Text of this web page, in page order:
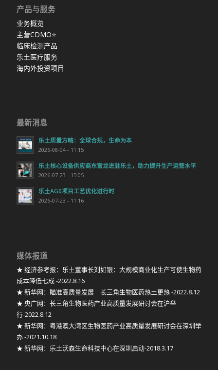
产品与服务
业务概览
主营CDMO⭐
临床检测产品
乐土医疗服务
海内外投资项目
最新消息
乐土质量方略：全球合规，生命为本
2026-08-04 - 11:15
乐土核心设备供应商东富龙进驻乐土，助力提升生产运营水平
2026-07-23 - 15:05
乐土AG0项目工艺优化进行时
2026-07-23 - 11:16
媒体报道
★ 经济参考报：乐土董事长刘如银：大规模商业化生产可使生物药
成本降低七成 -2022.8.16
★ 新华网：瞄准高质量发展 长三角生物医药热土更热 -2022.8.12
★ 央广网：长三角生物医药产业高质量发展研讨会在沪举
行-2022.8.12
★ 新华网：粤港澳大湾区生物医药产业高质量发展研讨会在深圳举
办 -2021.10.18
★ 新华网：乐土沃森生命科技中心在深圳启动-2018.3.17